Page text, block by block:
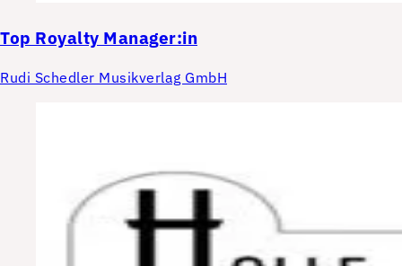
Top Royalty Manager:in
Rudi Schedler Musikverlag GmbH